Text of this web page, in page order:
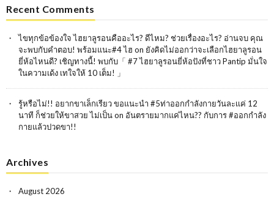
Recent Comments
ไขทุกข้อข้องใจ ไฮยาลูรอนคืออะไร? ดีไหม? ช่วยเรื่องอะไร? อ่านจบ คุณ
จะพบกับคำตอบ! พร้อมแนะ#4 ไฮ on ยังคิดไม่ออกว่าจะเลือกไฮยาลูรอน
ยี่ห้อไหนดี? เชิญทางนี้! พบกับ「 #7 ไฮยาลูรอนยี่ห้อปังที่ชาว Pantip มั่นใจ
ในความเด้ง เทใจให้ 10 เต็ม! 」
รู้หรือไม่!! อยากขาเล็กเรียว ขอแนะนำ #5ท่าออกกำลังกายวันละเเค่ 12
นาที ก็ช่วยให้ขาสวย ไม่เป็นon อันตรายมากแค่ไหน?? กับการ #ออกกำลัง
กายแล้วปวดขา!!
Archives
August 2026